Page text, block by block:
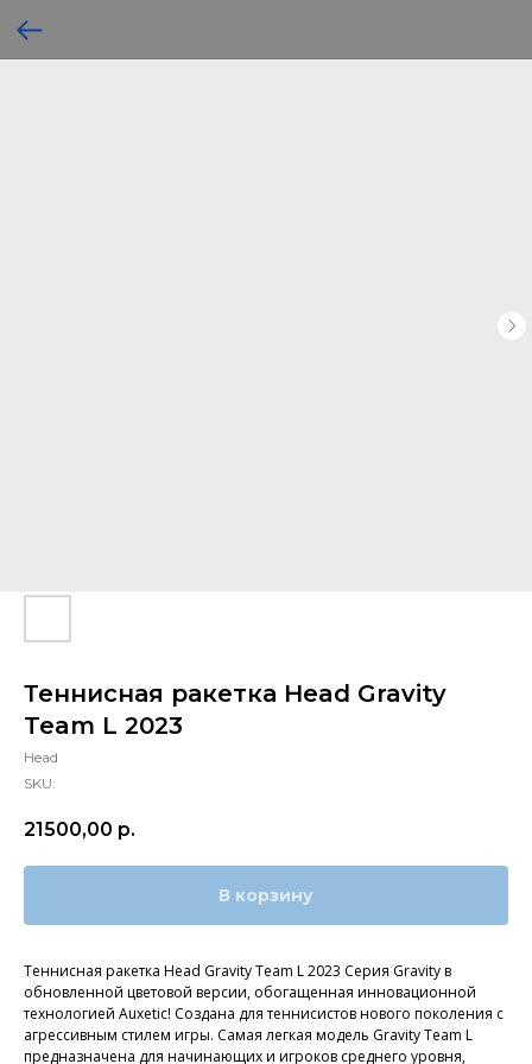
Теннисная ракетка Head Gravity
Team L 2023
Head
SKU:
21500,00 р.
В корзину
Теннисная ракетка Head Gravity Team L 2023 Серия Gravity в
обновленной цветовой версии, обогащенная инновационной
технологией Auxetic! Создана для теннисистов нового поколения с
агрессивным стилем игры. Самая легкая модель Gravity Team L
предназначена для начинающих и игроков среднего уровня,